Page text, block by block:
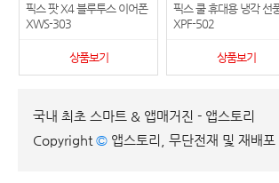
픽스 팟 X4 블루투스 이어폰
XWS-303
상품보기
픽스 쿨 휴대용 냉각 선
XPF-502
상품보기
국내 최초 스마트 & 앱매거진 - 앱스토리
Copyright © 앱스토리, 무단전재 및 재배포